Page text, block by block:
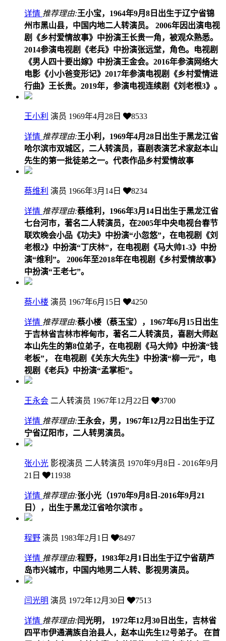
详情 推荐理由:王小宝，1964年9月8日出生于辽宁省锦
州市黑山县，中国内地二人转演员。 2006年因出演电视
剧《乡村爱情故事》中扮演王长贵一角，被观众熟悉。
2014参演电视剧《老兵》中扮演张远堂，角色。电视剧
《男人四十要出嫁》中扮演王金会。2016年参演网络大
电影《小小爸变形记》2017年参演电视剧《乡村爱情进
行曲》王长贵。2019年，参演电视连续剧《刘老根3》。
王小利 演员 1969年4月28日 8533
详情 推荐理由:王小利，1969年4月28日出生于黑龙江省
哈尔滨市双城区，二人转演员，喜剧表演艺术家赵本山
先生的第一批徒弟之一。代表作品乡村爱情故事
蔡维利 演员 1966年3月14日 8234
详情 推荐理由:蔡维利，1966年3月14日出生于黑龙江省
七台河市，著名二人转演员，在2005年中央电视台春节
联欢晚会小品《功夫》中扮演“小忽悠”，在电视剧《刘
老根2》中扮演“丁庆林”，在电视剧《马大帅1-3》中扮
演“维利”。 2006年至2018年在电视剧《乡村爱情故事》
中扮演“王老七”。
蔡小楼 演员 1967年6月15日 4250
详情 推荐理由:蔡小楼（蔡玉宝），1967年6月15日出生
于吉林省吉林市桦甸市，著名二人转演员，喜剧大师赵
本山先生的第8位弟子，在电视剧《马大帅》中扮演“钱
老板”， 在电视剧《关东大先生》中扮演“柳一元”，电
视剧《老兵》中扮演“孟掌柜”。
王永会 二人转演员 1967年12月22日 3700
详情 推荐理由:王永会，男，1967年12月22日出生于辽
宁省辽阳市，二人转男演员。
张小光 影视演员 二人转演员 1970年9月8日 - 2016年9月
21日
11938
详情 推荐理由:张小光（1970年9月8日-2016年9月21
日），出生于黑龙江省哈尔滨市 。
程野 演员 1983年2月1日 8497
详情 推荐理由:程野，1983年2月1日出生于辽宁省葫芦
岛市兴城市，中国内地男二人转、影视男演员。
闫光明 演员 1972年12月30日 7513
详情 推荐理由:闫光明， 1972年12月30日出生，吉林省
四平市伊通满族自治县人，赵本山先生12号弟子。 在首